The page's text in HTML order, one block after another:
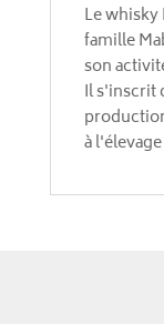
Le whisky
famille
son
Il s'inscrit
à